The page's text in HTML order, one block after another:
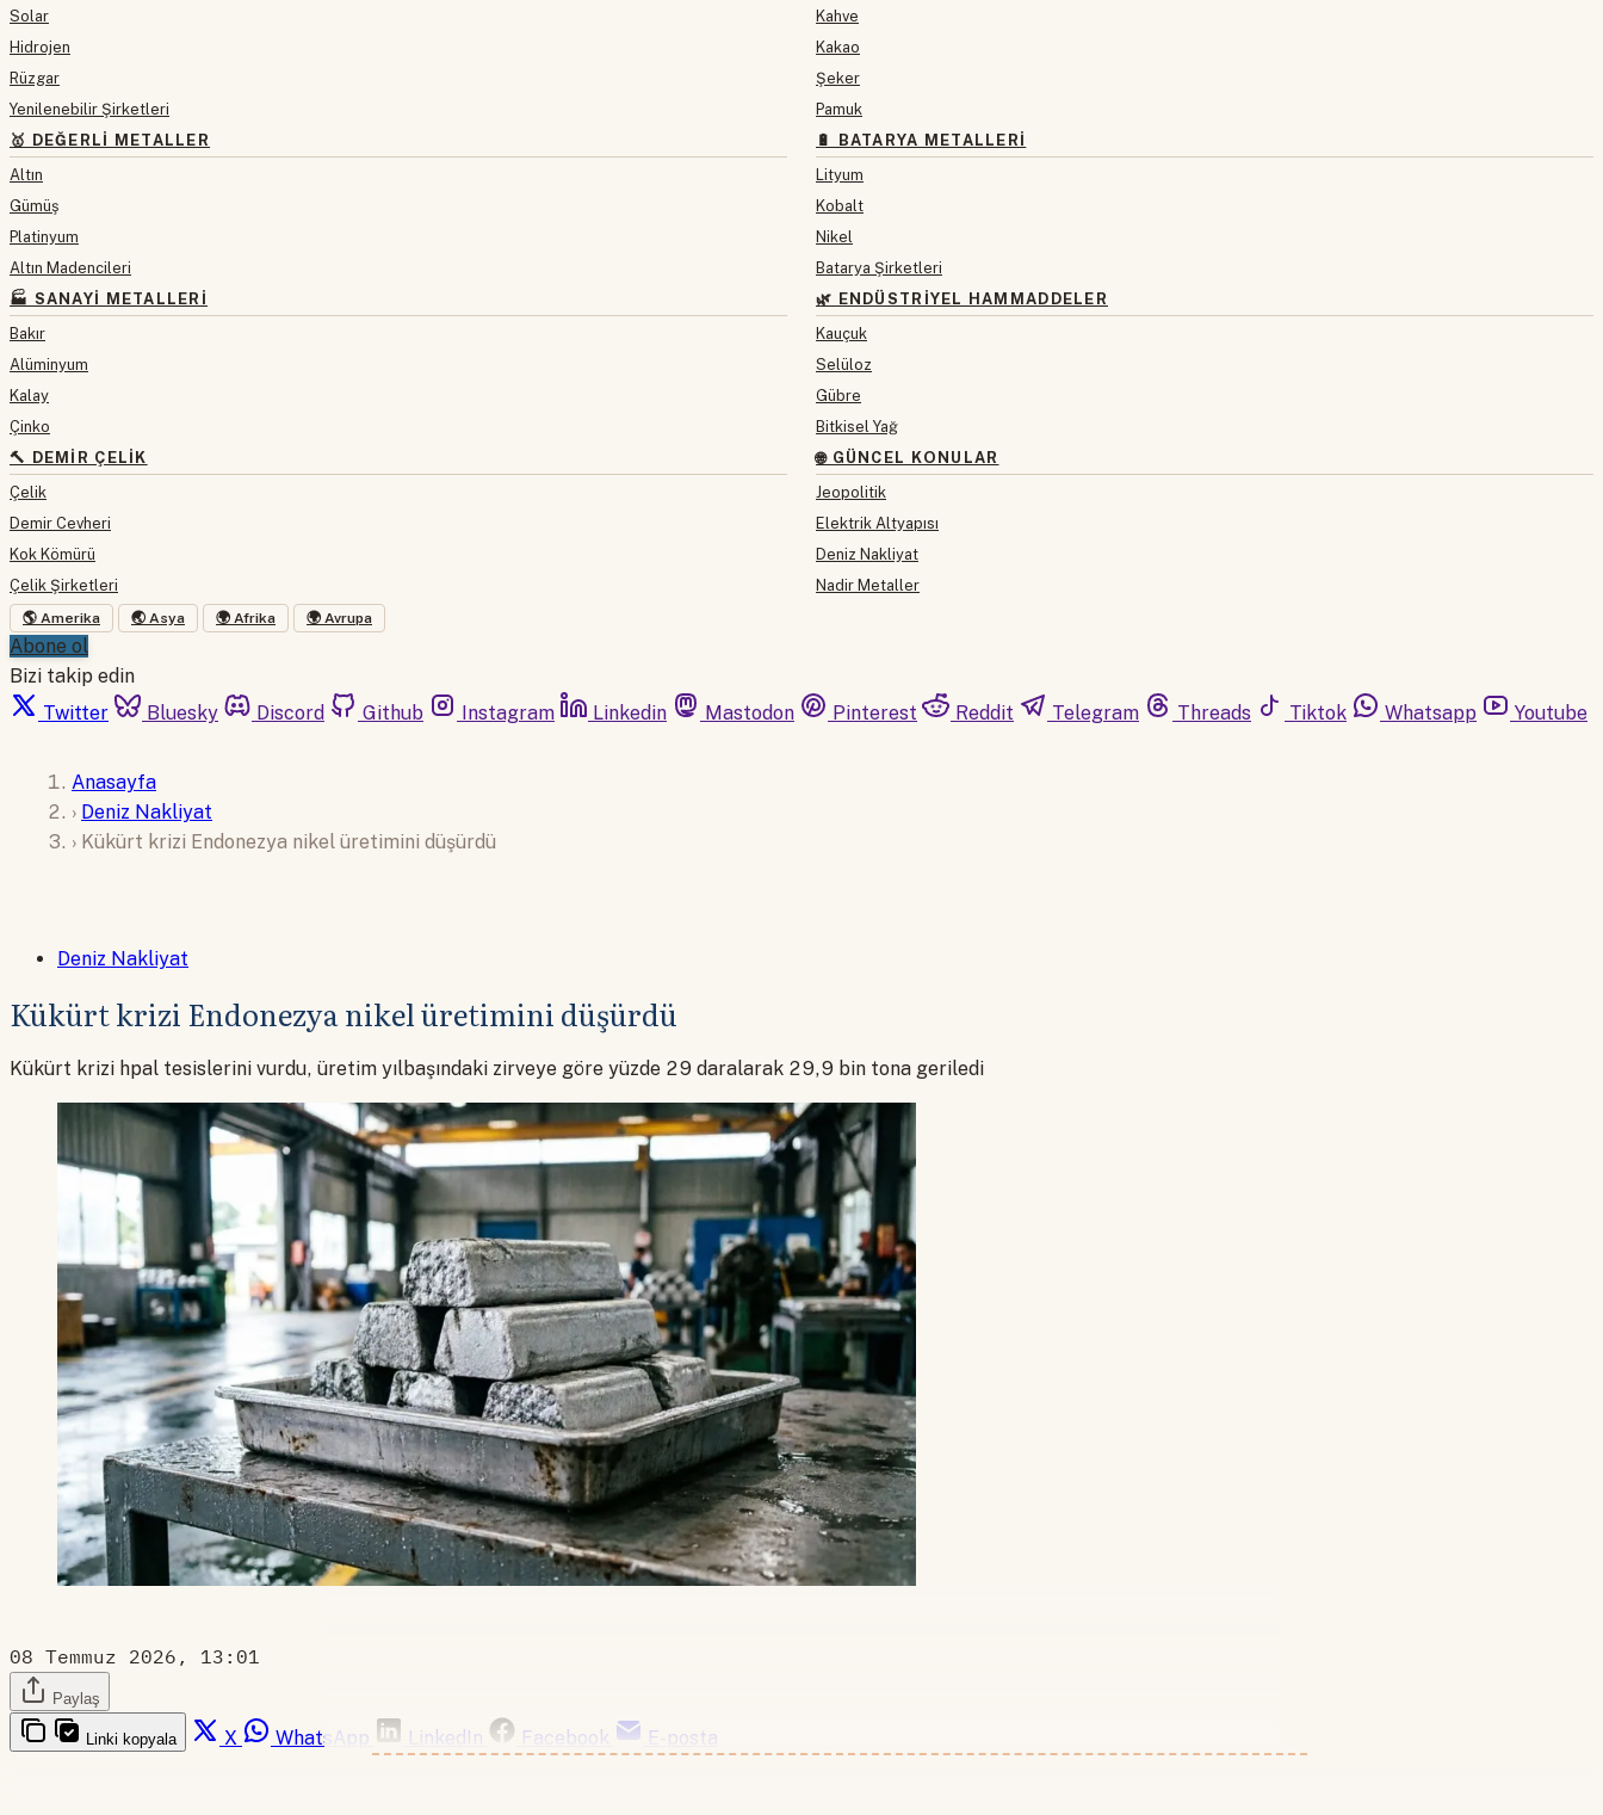
Solar
Hidrojen
Rüzgar
Yenilenebilir Şirketleri
🥇 DEĞERLI METALLER
Altın
Gümüş
Platinyum
Altın Madencileri
🏭 SANAYI METALLERI
Bakır
Alüminyum
Kalay
Çinko
🔨 DEMIR ÇELIK
Çelik
Demir Cevheri
Kok Kömürü
Çelik Şirketleri
Kahve
Kakao
Şeker
Pamuk
🔋 BATARYA METALLERI
Lityum
Kobalt
Nikel
Batarya Şirketleri
🌿 ENDÜSTRIYEL HAMMADDELER
Kauçuk
Selüloz
Gübre
Bitkisel Yağ
🌐 GÜNCEL KONULAR
Jeopolitik
Elektrik Altyapısı
Deniz Nakliyat
Nadir Metaller
🌎 Amerika 🌏 Asya 🌍 Afrika 🌍 Avrupa
Abone ol
Bizi takip edin
Twitter
Bluesky Discord Github Instagram Linkedin Mastodon Pinterest Reddit Telegram Threads Tiktok Whatsapp Youtube
Anasayfa
› Deniz Nakliyat
› Kükürt krizi Endonezya nikel üretimini düşürdü
Deniz Nakliyat
Kükürt krizi Endonezya nikel üretimini düşürdü
Kükürt krizi hpal tesislerini vurdu, üretim yılbaşındaki zirveye göre yüzde 29 daralarak 29,9 bin tona geriledi
08 Temmuz 2026, 13:01
Paylaş
Linki kopyala X WhatsApp LinkedIn Facebook E-posta